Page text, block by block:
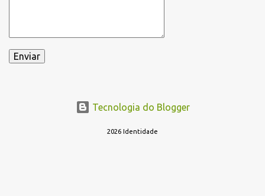
Tecnologia do Blogger
2026 Identidade